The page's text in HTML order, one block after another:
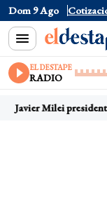
Dom 9 Ago
$1520 Dólar
EL DESTAPE
RADIO
Javier Milei presidente